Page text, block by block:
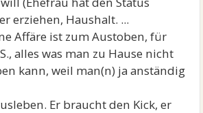
erziehen, Haushalt. ...
Affäre ist zum Austoben, für
alles was man zu Hause nicht
kann, weil man(n) ja anständig
Er braucht den Kick, er